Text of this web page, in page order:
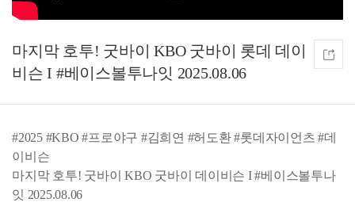
마지막 호투! 굿바이 KBO 굿바이 롯데 데이
비슨 I #베이스볼투나잇 2025.08.06
#2025 #KBO #프로야구 #김희연 #허도환 #롯데자이언츠 #데
이비슨
마지막 호투! 굿바이 KBO 굿바이 데이비슨 I #베이스볼투나
잇 2025.08.06